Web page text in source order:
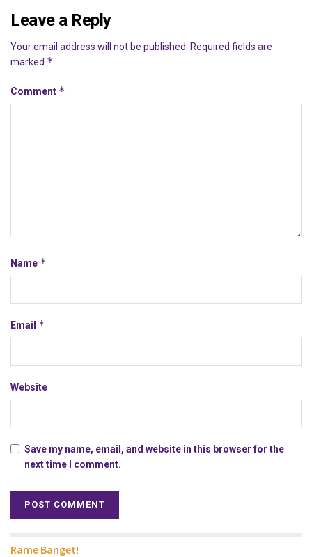
Leave a Reply
Your email address will not be published. Required fields are
marked *
Comment *
Name *
Email *
Website
Save my name, email, and website in this browser for the
next time I comment.
Rame Banget!